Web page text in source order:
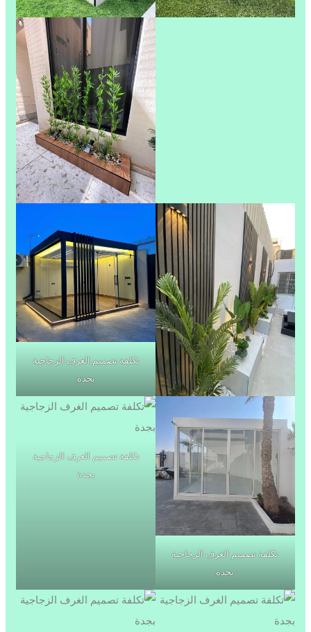
تكلفة تصميم الغرف الزجاجية
بجدة
تكلفة تصميم الغرف الزجاجية
بجدة
تكلفة تصميم الغرف الزجاجية
بجدة